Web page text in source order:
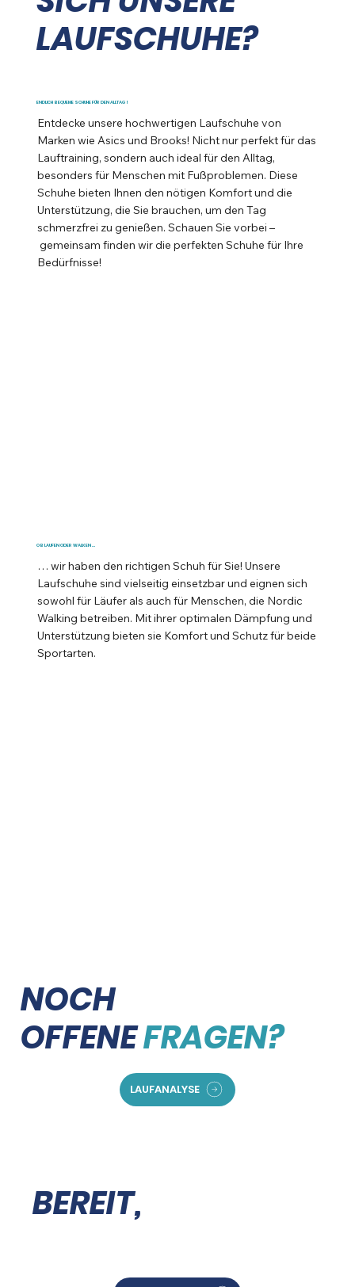
LAUFSCHUHE?
ENDLICH BEQUEME SCHUHE FÜR DEN ALLTAG!
Entdecke unsere hochwertigen Laufschuhe von
Marken wie Asics und Brooks! Nicht nur perfekt für das
Lauftraining, sondern auch ideal für den Alltag,
besonders für Menschen mit Fußproblemen. Diese
Schuhe bieten Ihnen den nötigen Komfort und die
Unterstützung, die Sie brauchen, um den Tag
schmerzfrei zu genießen. Schauen Sie vorbei –
gemeinsam finden wir die perfekten Schuhe für Ihre
Bedürfnisse!
OB LAUFEN ODER WALKEN …
… wir haben den richtigen Schuh für Sie! Unsere
Laufschuhe sind vielseitig einsetzbar und eignen sich
sowohl für Läufer als auch für Menschen, die Nordic
Walking betreiben. Mit ihrer optimalen Dämpfung und
Unterstützung bieten sie Komfort und Schutz für beide
Sportarten.
NOCH
OFFENEFRAGEN?
LAUFANALYSE
BEREIT,